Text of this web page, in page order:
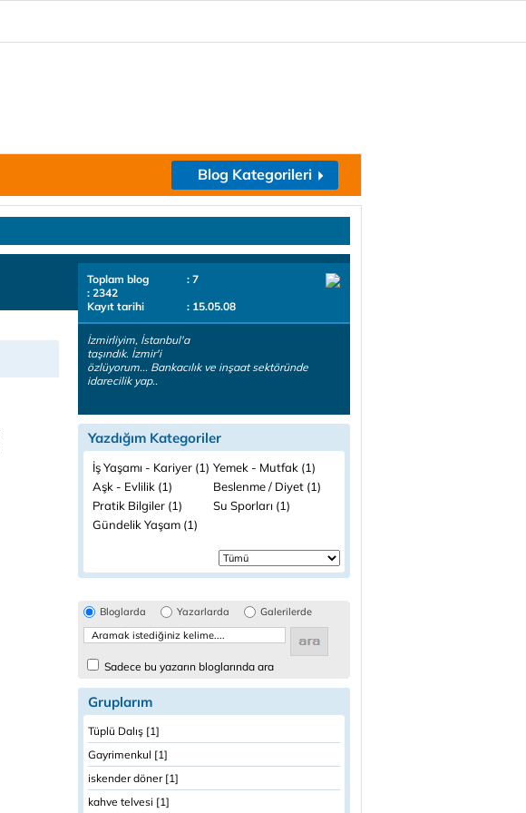
Blog Kategorileri
Toplam blog
: 7
: 2342
Kayıt tarihi
: 15.05.08
İzmirliyim, İstanbul'a
taşındık. İzmir'i
özlüyorum... Bankacılık ve inşaat sektöründe
idarecilik yap..
Yazdığım Kategoriler
İş Yaşamı - Kariyer (1) Yemek - Mutfak (1)
Aşk - Evlilik (1)
Beslenme / Diyet (1)
Pratik Bilgiler (1)
Su Sporları (1)
Gündelik Yaşam (1)
Bloglarda Yazarlarda Galerilerde
Sadece bu yazarın bloglarında ara
Gruplarım
Tüplü Dalış [1]
Gayrimenkul [1]
iskender döner [1]
kahve telvesi [1]